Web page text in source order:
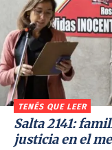
TENÉS QUE LEER
Salta 2141:
justicia en el